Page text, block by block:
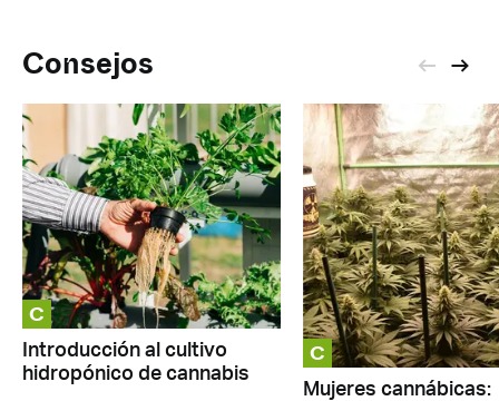
Consejos
C
Introducción al cultivo
hidropónico de cannabis
C
Mujeres cannábicas: